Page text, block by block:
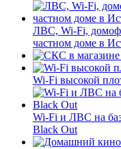
ЛВС, Wi-Fi,
частном доме в
Wi-Fi высокой
Wi-Fi и ЛВС на
Black Out